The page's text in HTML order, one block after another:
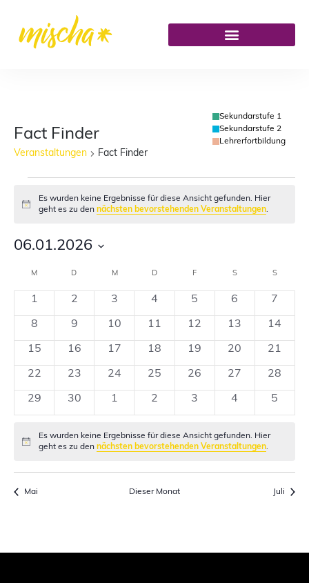
Sekundarstufe 1
Sekundarstufe 2
Lehrerfortbildung
Fact Finder
Veranstaltungen Fact Finder
Hinweis
Es wurden keine Ergebnisse für diese Ansicht gefunden. Hier
geht es zu den nächsten bevorstehenden Veranstaltungen.
06.01.2026
Kalender
von
Veranstaltungen
M D M D F S S
0
Veranstaltungen
1
0
Veranstaltungen
2
0
Veranstaltungen
3
0
Veranstaltungen
4
0
Veranstaltungen
5
0
6
0
7
0
Veranstaltungen
8
0
Veranstaltungen
9
0
Veranstaltungen
10
0
Veranstaltungen
11
0
Veranstaltungen
12
013
014
0
Veranstaltungen
15
0
Veranstaltungen
16
0
Veranstaltungen
17
0
Veranstaltungen
18
0
Veranstaltungen
19
0
20
0
21
0
Veranstaltungen
22
0
Veranstaltungen
23
0
Veranstaltungen
24
0
Veranstaltungen
25
0
Veranstaltungen
26
0
27
0
28
0
Veranstaltungen
29
0
Veranstaltungen
30
0
Veranstaltungen
1
0
Veranstaltungen
2
0
Veranstaltungen
3
0
4
0
5
Hinweis
Es wurden keine Ergebnisse für diese Ansicht gefunden. Hier
geht es zu den nächsten bevorstehenden Veranstaltungen.
Mai Dieser Monat Juli